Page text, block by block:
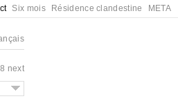
Six mois Résidence clandestine META
next